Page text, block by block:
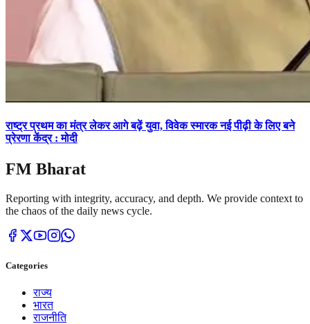
राष्ट्र प्रथम का मंत्र लेकर आगे बढ़ें युवा, विवेक स्मारक नई पीढ़ी के लिए बने
प्रेरणा केंद्र : मोदी
FM Bharat
Reporting with integrity, accuracy, and depth. We provide context to
the chaos of the daily news cycle.
Categories
राज्य
भारत
राजनीति